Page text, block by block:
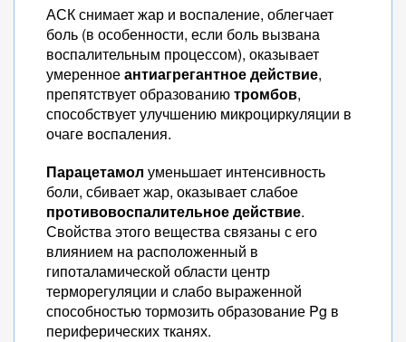
АСК снимает жар и воспаление, облегчает
боль (в особенности, если боль вызвана
воспалительным процессом), оказывает
умеренноеантиагрегантное действие,
препятствует образованиютромбов,
способствует улучшению микроциркуляции в
очаге воспаления.
Парацетамол уменьшает интенсивность
боли, сбивает жар, оказывает слабое
противовоспалительное действие.
Свойства этого вещества связаны с его
влиянием на расположенный в
гипоталамической области центр
терморегуляции и слабо выраженной
способностью тормозить образование Pg в
периферических тканях.